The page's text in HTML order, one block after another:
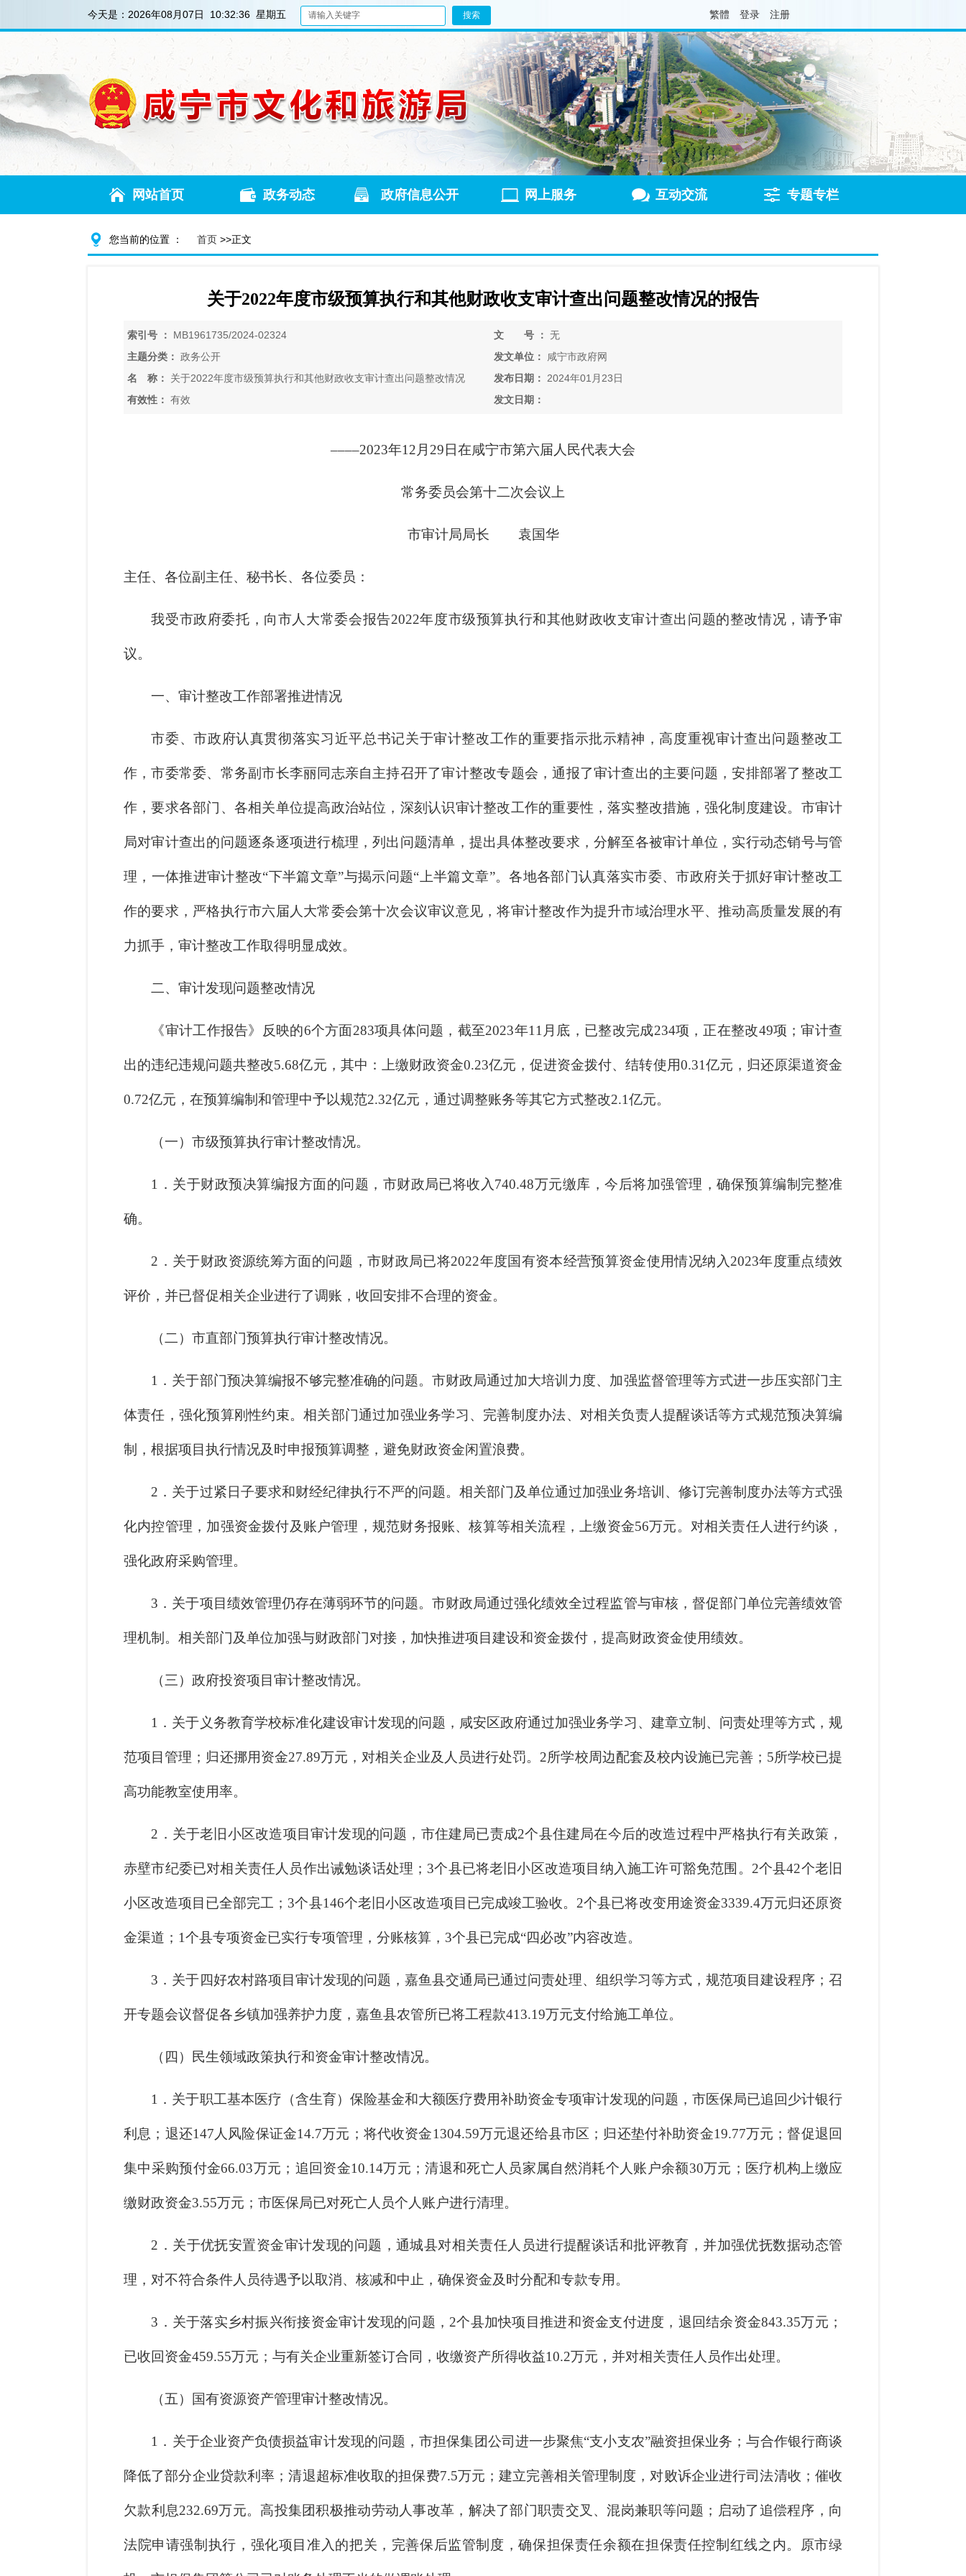
今天是： 2026年08月07日 10:32:37 星期五 繁體 登录 注册
网站首页 政务动态 政府信息公开 网上服务 互动交流 专题专栏
您当前的位置 ： 首页 >>正文
关于2022年度市级预算执行和其他财政收支审计查出问题整改情况的报告
索引号 ： MB1961735/2024-02324 文 号 ： 无
主题分类： 政务公开 发文单位：
咸宁市政府网
名 称：
关于2022年度市级预算执行和其他财政收支审计查出问题整改情况
的报告
发布日期：
2024年01月23日
有效性： 有效 发文日期：
––––2023年12月29日在咸宁市第六届人民代表大会
常务委员会第十二次会议上
市审计局局长 袁国华
主任、各位副主任、秘书长、各位委员：
我受市政府委托，向市人大常委会报告2022年度市级预算执行和其他财政收支审计查出问题的整改情况，请予审
议。
一、审计整改工作部署推进情况
市委、市政府认真贯彻落实习近平总书记关于审计整改工作的重要指示批示精神，高度重视审计查出问题整改工
作，市委常委、常务副市长李丽同志亲自主持召开了审计整改专题会，通报了审计查出的主要问题，安排部署了整改工
作，要求各部门、各相关单位提高政治站位，深刻认识审计整改工作的重要性，落实整改措施，强化制度建设。市审计
局对审计查出的问题逐条逐项进行梳理，列出问题清单，提出具体整改要求，分解至各被审计单位，实行动态销号与管
理，一体推进审计整改“下半篇文章”与揭示问题“上半篇文章”。各地各部门认真落实市委、市政府关于抓好审计整改工
作的要求，严格执行市六届人大常委会第十次会议审议意见，将审计整改作为提升市域治理水平、推动高质量发展的有
力抓手，审计整改工作取得明显成效。
二、审计发现问题整改情况
《审计工作报告》反映的6个方面283项具体问题，截至2023年11月底，已整改完成234项，正在整改49项；审计查
出的违纪违规问题共整改5.68亿元，其中：上缴财政资金0.23亿元，促进资金拨付、结转使用0.31亿元，归还原渠道资金
0.72亿元，在预算编制和管理中予以规范2.32亿元，通过调整账务等其它方式整改2.1亿元。
（一）市级预算执行审计整改情况。
1．关于财政预决算编报方面的问题，市财政局已将收入740.48万元缴库，今后将加强管理，确保预算编制完整准
确。
2．关于财政资源统筹方面的问题，市财政局已将2022年度国有资本经营预算资金使用情况纳入2023年度重点绩效
评价，并已督促相关企业进行了调账，收回安排不合理的资金。
（二）市直部门预算执行审计整改情况。
1．关于部门预决算编报不够完整准确的问题。市财政局通过加大培训力度、加强监督管理等方式进一步压实部门主
体责任，强化预算刚性约束。相关部门通过加强业务学习、完善制度办法、对相关负责人提醒谈话等方式规范预决算编
制，根据项目执行情况及时申报预算调整，避免财政资金闲置浪费。
2．关于过紧日子要求和财经纪律执行不严的问题。相关部门及单位通过加强业务培训、修订完善制度办法等方式强
化内控管理，加强资金拨付及账户管理，规范财务报账、核算等相关流程，上缴资金56万元。对相关责任人进行约谈，
强化政府采购管理。
3．关于项目绩效管理仍存在薄弱环节的问题。市财政局通过强化绩效全过程监管与审核，督促部门单位完善绩效管
理机制。相关部门及单位加强与财政部门对接，加快推进项目建设和资金拨付，提高财政资金使用绩效。
（三）政府投资项目审计整改情况。
1．关于义务教育学校标准化建设审计发现的问题，咸安区政府通过加强业务学习、建章立制、问责处理等方式，规
范项目管理；归还挪用资金27.89万元，对相关企业及人员进行处罚。2所学校周边配套及校内设施已完善；5所学校已提
高功能教室使用率。
2．关于老旧小区改造项目审计发现的问题，市住建局已责成2个县住建局在今后的改造过程中严格执行有关政策，
赤壁市纪委已对相关责任人员作出诫勉谈话处理；3个县已将老旧小区改造项目纳入施工许可豁免范围。2个县42个老旧
小区改造项目已全部完工；3个县146个老旧小区改造项目已完成竣工验收。2个县已将改变用途资金3339.4万元归还原资
金渠道；1个县专项资金已实行专项管理，分账核算，3个县已完成“四必改”内容改造。
3．关于四好农村路项目审计发现的问题，嘉鱼县交通局已通过问责处理、组织学习等方式，规范项目建设程序；召
开专题会议督促各乡镇加强养护力度，嘉鱼县农管所已将工程款413.19万元支付给施工单位。
（四）民生领域政策执行和资金审计整改情况。
1．关于职工基本医疗（含生育）保险基金和大额医疗费用补助资金专项审计发现的问题，市医保局已追回少计银行
利息；退还147人风险保证金14.7万元；将代收资金1304.59万元退还给县市区；归还垫付补助资金19.77万元；督促退回
集中采购预付金66.03万元；追回资金10.14万元；清退和死亡人员家属自然消耗个人账户余额30万元；医疗机构上缴应
缴财政资金3.55万元；市医保局已对死亡人员个人账户进行清理。
2．关于优抚安置资金审计发现的问题，通城县对相关责任人员进行提醒谈话和批评教育，并加强优抚数据动态管
理，对不符合条件人员待遇予以取消、核减和中止，确保资金及时分配和专款专用。
3．关于落实乡村振兴衔接资金审计发现的问题，2个县加快项目推进和资金支付进度，退回结余资金843.35万元；
已收回资金459.55万元；与有关企业重新签订合同，收缴资产所得收益10.2万元，并对相关责任人员作出处理。
（五）国有资源资产管理审计整改情况。
1．关于企业资产负债损益审计发现的问题，市担保集团公司进一步聚焦“支小支农”融资担保业务；与合作银行商谈
降低了部分企业贷款利率；清退超标准收取的担保费7.5万元；建立完善相关管理制度，对败诉企业进行司法清收；催收
欠款利息232.69万元。高投集团积极推动劳动人事改革，解决了部门职责交叉、混岗兼职等问题；启动了追偿程序，向
法院申请强制执行，强化项目准入的把关，完善保后监管制度，确保担保责任余额在担保责任控制红线之内。原市绿